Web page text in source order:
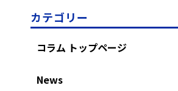
カテゴリー
コラム トップページ
News